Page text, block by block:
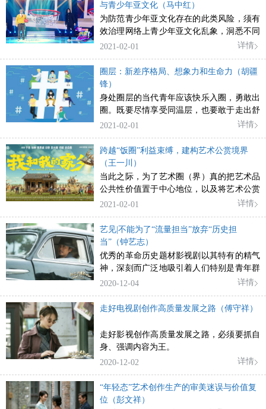
与青少年亚文化（马中红）
为防范青少年亚文化存在的此类风险，须有
效治理网络上青少年亚文化乱象，洞悉不同
权力在圈层意识形态中的作用力，加大对互
以“出圈”为目的的青少年亚文化的预警、监
督和引导，防微杜渐，防患未然。
2021-02-01 详情
圈层：新差序格局、想象力和生命力（胡疆
锋）
身处圈层的当代青年应该快乐入圈，勇敢出
圈。既要尽情享受同温层，也要敢于走出舒
适圈，在圈层中不沉迷、不依附，努力建设
生命力和包容力。
2021-02-01 详情
跨越“饭圈”利益束缚，建构艺术公赏境界
（王一川）
当此之际，为了艺术圈（界）真的把艺术品
公共性价值置于中心地位，以及将艺术公赏
力的追求视为目标，就需要走出单一“饭
和自觉生长。
2021-02-01 详情
艺见|不能为了“流量担当”放弃“历史担
当”（钟艺志）
优秀的革命历史题材影视剧以其特有的精气
神，深刻而广泛地吸引着人们特别是青年群
体。
2020-12-04 详情
走好电视剧创作高质量发展之路（傅守祥）
走好影视创作高质量发展之路，必须要抓自
身、强调内容为王。
2020-12-02
详情
“年轻态”艺术创作生产的审美迷误与价值复
位（彭文祥）